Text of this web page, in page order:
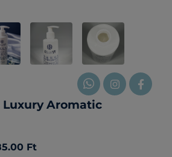
Luxury Aromatic
Ft